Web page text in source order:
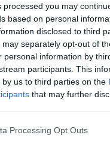
processed you may
based on personal
disclosed to third
separately opt-out of
personal information by
participants. This
us to third parties on the
that may further
website/app uses one or
Processing Opt Outs
a „Hahó, Öcsi!”
Az 59
Krisztián így néz ki